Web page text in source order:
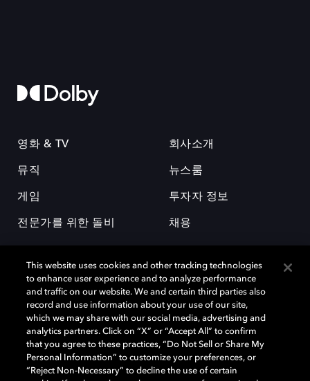
영화 & TV
뮤직
게임
전문가를 위한 돌비
회사소개
뉴스룸
투자자 정보
채용
돌비(Dolby)와 double-D 심볼은 미국 및 기타 국가 돌비래버러토리스
(Dolby Laboratories, Inc.)의 등록 및 미등록 상표이다. 그 밖에 다른 자료에
기재된 상표는 해당 상표 소유권자의 등록상표로 유지된다. © 2025 Dolby
Laboratories, Inc. All rights reserved.
This website uses cookies and other tracking technologies
to enhance user experience and to analyze performance
and traffic on our website. We and certain third parties also
record and use information about your use of our site,
which we may share with our social media, advertising and
analytics partners. Click on “X” or “Accept All” to confirm
that you agree to these practices, “Do Not Sell or Share My
Personal Information” to customize your preferences, or
“Reject Non-Necessary” to decline the use of certain